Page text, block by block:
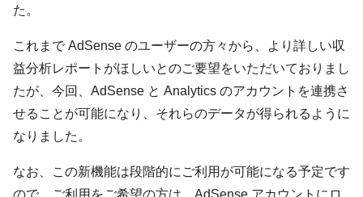
た。
これまで AdSense のユーザーの方々から、より詳しい収
益分析レポートがほしいとのご要望をいただいておりまし
たが、今回、AdSense と Analytics のアカウントを連携さ
せることが可能になり、それらのデータが得られるように
なりました。
なお、この新機能は段階的にご利用が可能になる予定です
ので、ご利用をご希望の方は、AdSense アカウントにロ